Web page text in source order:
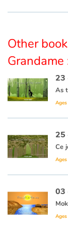
Other
Grandame
23
Ce
03